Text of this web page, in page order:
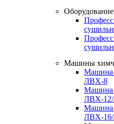
Машины
Машина
ЛВХ-8
Машина
ЛВХ-
Машина
ЛВХ-